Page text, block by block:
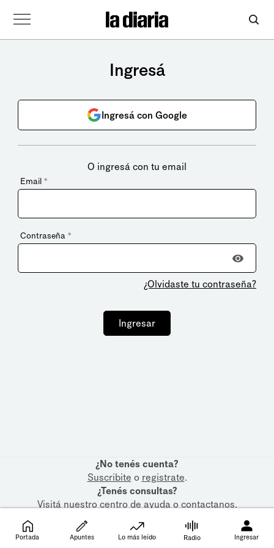
Ingresá
Ingresá con Google
O ingresá con tu email
Email *
Contraseña *
¿Olvidaste tu contraseña?
Ingresar
¿No tenés cuenta?
Suscribite o registrate.
¿Tenés consultas?
Visitá nuestrocentro de ayudaocontactanos.
Portada Apuntes Lo más leído Radio Ingresar